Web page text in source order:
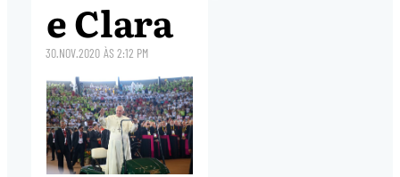
e Clara
30.NOV.2020 ÀS2:12 PM